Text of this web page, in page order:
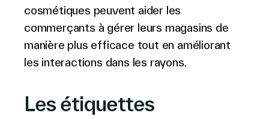
cosmétiques peuvent aider les
commerçants à gérer leurs magasins de
manière plus efficace tout en améliorant
les interactions dans les rayons.
Les étiquettes